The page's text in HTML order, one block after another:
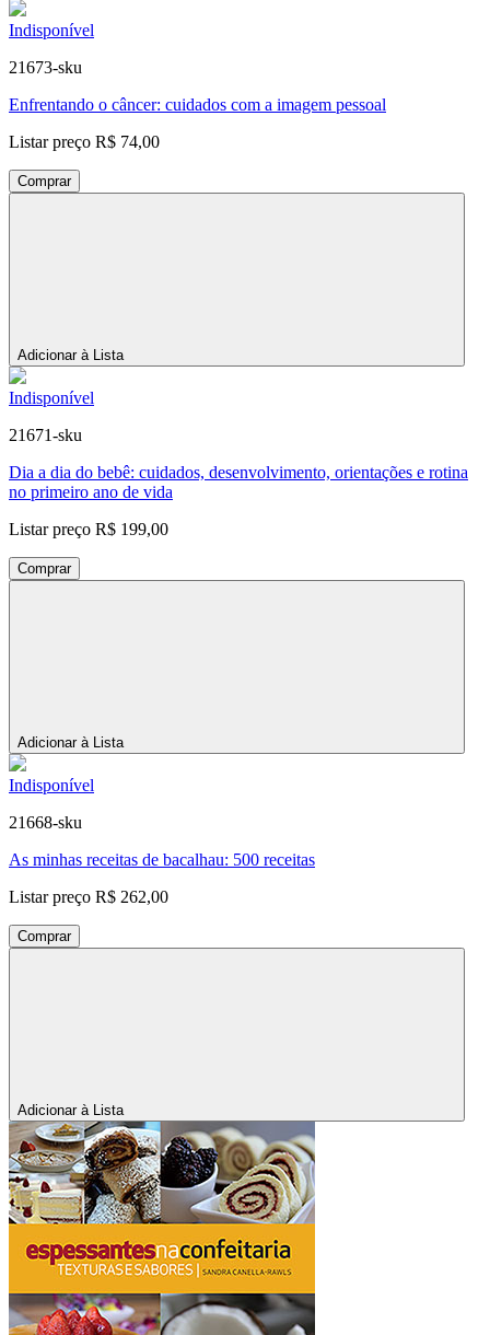
Indisponível
21673-sku
Enfrentando o câncer: cuidados com a imagem pessoal
Listar preço R$ 74,00
Comprar
Adicionar à Lista
Indisponível
21671-sku
Dia a dia do bebê: cuidados, desenvolvimento, orientações e rotina
no primeiro ano de vida
Listar preço R$ 199,00
Comprar
Adicionar à Lista
Indisponível
21668-sku
As minhas receitas de bacalhau: 500 receitas
Listar preço R$ 262,00
Comprar
Adicionar à Lista